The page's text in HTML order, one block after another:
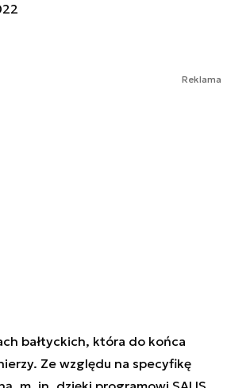
Reklama
bałtyckich, która do końca
Ze względu na specyfikę